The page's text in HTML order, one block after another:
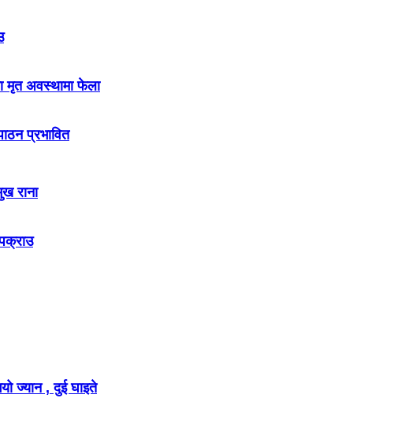
मृत अवस्थामा फेला
प्रभावित
राना
ज्यान , दुई घाइते